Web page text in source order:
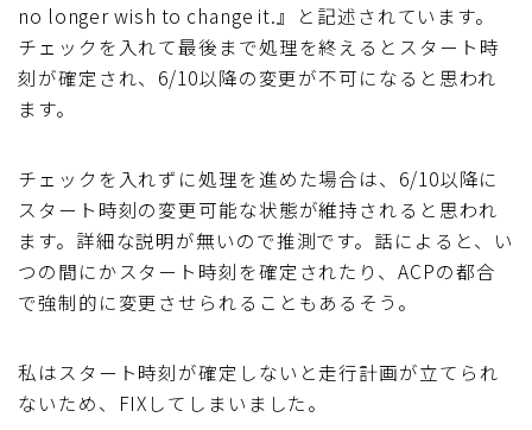
no longer wish to change it.』と記述されています。
チェックを入れて最後まで処理を終えるとスタート時
刻が確定され、6/10以降の変更が不可になると思われ
ます。
チェックを入れずに処理を進めた場合は、6/10以降に
スタート時刻の変更可能な状態が維持されると思われ
ます。詳細な説明が無いので推測です。話によると、い
つの間にかスタート時刻を確定されたり、ACPの都合
で強制的に変更させられることもあるそう。
私はスタート時刻が確定しないと走行計画が立てられ
ないため、FIXしてしまいました。